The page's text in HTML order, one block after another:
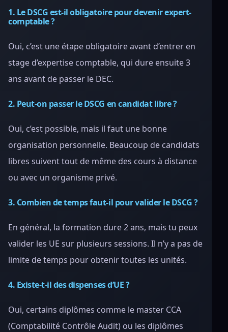
1. Le DSCG est-il obligatoire pour devenir expert-
comptable ?
Oui, c’est une étape obligatoire avant d’entrer en
stage d’expertise comptable, qui dure ensuite 3
ans avant de passer le DEC.
2. Peut-on passer le DSCG en candidat libre ?
Oui, c’est possible, mais il faut une bonne
organisation personnelle. Beaucoup de candidats
libres suivent tout de même des cours à distance
ou avec un organisme privé.
3. Combien de temps faut-il pour valider le DSCG ?
En général, la formation dure 2 ans, mais tu peux
valider les UE sur plusieurs sessions. Il n’y a pas de
limite de temps pour obtenir toutes les unités.
4. Existe-t-il des dispenses d’UE ?
Oui, certains diplômes comme le master CCA
(Comptabilité Contrôle Audit) ou les diplômes